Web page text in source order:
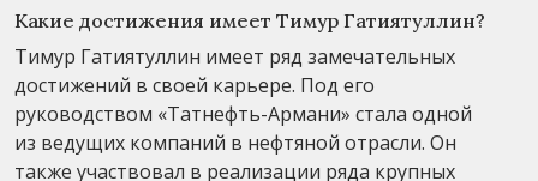
Какие достижения имеет Тимур Гатиятуллин?
Тимур Гатиятуллин имеет ряд замечательных
достижений в своей карьере. Под его
руководством «Татнефть-Армани» стала одной
из ведущих компаний в нефтяной отрасли. Он
также участвовал в реализации ряда крупных